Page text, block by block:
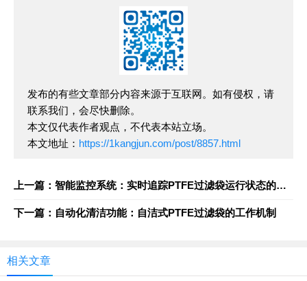
发布的有些文章部分内容来源于互联网。如有侵权，请
联系我们，会尽快删除。
本文仅代表作者观点，不代表本站立场。
本文地址： https://1kangjun.com/post/8857.html
上一篇：智能监控系统：实时追踪PTFE过滤袋运行状态的技术
下一篇：自动化清洁功能：自洁式PTFE过滤袋的工作机制
相关文章